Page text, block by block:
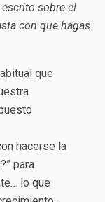
sobre el
con que hagas
que
hacerse la
para
lo que